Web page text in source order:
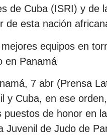
de Cuba (ISRI) y de
de esta nación
equipos en
en Panamá
7 abr (Prensa
y Cuba, en ese orden,
puestos de honor en
Juvenil de Judo de